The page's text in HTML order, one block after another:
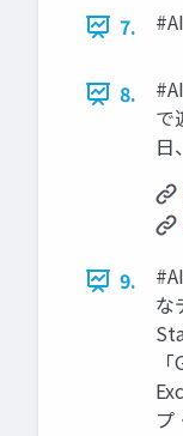
7.
8.
で
日
9.
な
プ